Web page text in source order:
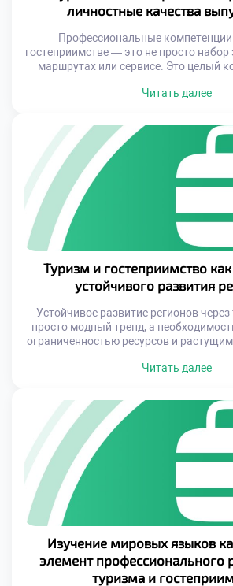
личностные качества
Профессиональные компетенции
гостеприимстве — это не просто набор
маршрутах или сервисе. Это целый
клиентами, адаптироваться к
Именно такие навыки становятся
таких качеств, как
стрессоустойчивость,
Обучение в данной сфере
Читать далее
Туризм и гостеприимство
устойчивого развития
Устойчивое развитие регионов
просто модный тренд, а
ограниченностью ресурсов и
туристическая деятельность может
средних предприятий, улучшения
повышения качества жизни местных
важно не просто привлекать
Читать далее
Изучение мировых языков
элемент профессионального
туризма и